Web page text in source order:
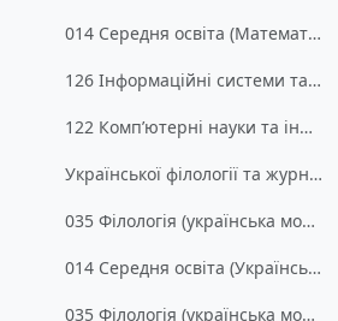
014 Середня освіта (Математика) (інформатика) (221)
126 Інформаційні системи та технології (Цифрова економіка та блокчейн) (261)
122 Комп’ютерні науки та інформаційні технології (формальні методи програмної інженерії) (331)
Української філології та журналістики
035 Філологія (українська мова та література) (англійська мова польська мова) (211)
014 Середня освіта (Українська мова та література) (англійська мова польська мова) (212)
035 Філологія (українська мова та література) (311)